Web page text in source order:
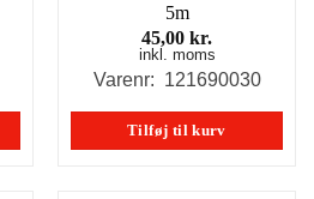
5m
45,00 kr.
inkl. moms
Varenr: 121690030
Tilføj til kurv